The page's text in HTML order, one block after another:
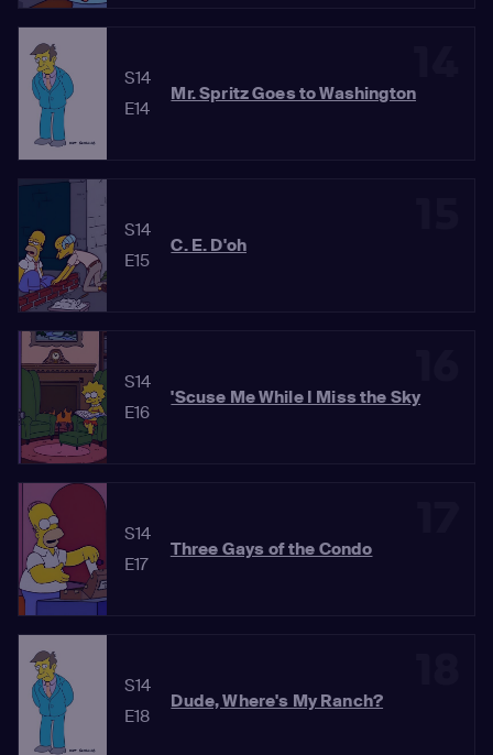
S14
E14
Mr. Spritz Goes to Washington
S14
E15
C. E. D'oh
S14
E16
'Scuse Me While I Miss the Sky
S14
E17
Three Gays of the Condo
S14
E18
Dude, Where's My Ranch?